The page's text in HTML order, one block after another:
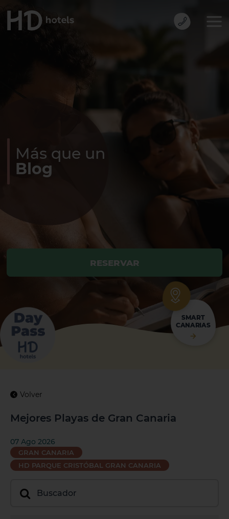
RESERVAR
RESERVAR
Más que un
Blog
SMART
CANARIAS
Volver
Mejores Playas de Gran Canaria
07 Ago 2026
GRAN CANARIA
HD PARQUE CRISTÓBAL GRAN CANARIA